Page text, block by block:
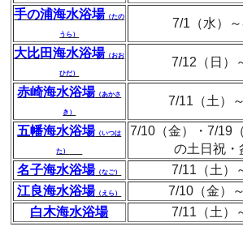
手の浦海水浴場 （たの
うら）
7/1（水）～
大比田海水浴場 （おお
ひだ）
7/12（日）
赤崎海水浴場 （あかさ
き）
7/11（土）
五幡海水浴場 （いつは
た）
7/10（金）・7/19
の土日祝・
名子海水浴場 （なご）
7/11（土）
江良海水浴場 （えら）
7/10（金）
白木海水浴場
7/11（土）